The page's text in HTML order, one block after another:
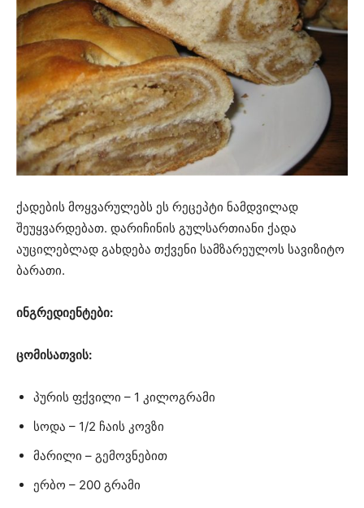
ქადების მოყვარულებს ეს რეცეპტი ნამდვილად
შეუყვარდებათ. დარიჩინის გულსართიანი ქადა
აუცილებლად გახდება თქვენი სამზარეულოს სავიზიტო
ბარათი.
ინგრედიენტები:
ცომისათვის:
პურის ფქვილი – 1 კილოგრამი
სოდა – 1/2 ჩაის კოვზი
მარილი – გემოვნებით
ერბო – 200 გრამი